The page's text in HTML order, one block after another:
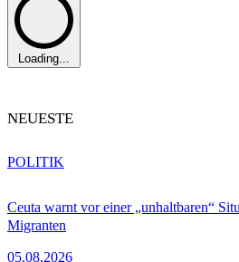
Loading...
NEUESTE
Ceuta warnt vor einer „unhaltbaren“
Migranten
05.08.2026
POLITIK